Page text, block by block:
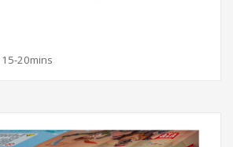
20mins